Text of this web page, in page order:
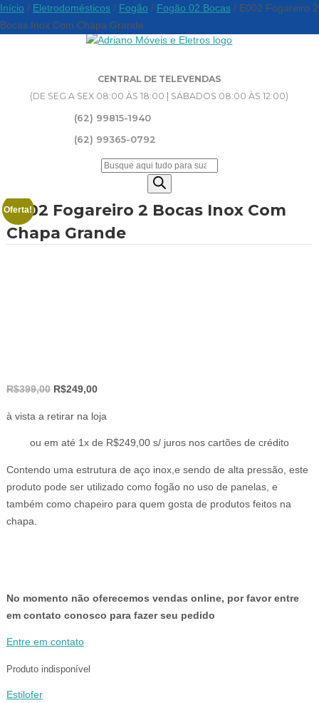
CENTRAL DE TELEVENDAS
(DE SEG A SEX 08:00 ÀS 18:00 | SÁBADOS 08:00 ÀS 12:00)
(62) 99815-1940
(62) 99365-0792
Pesquisar
Início / Eletrodomésticos / Fogão / Fogão 02 Bocas / E002 Fogareiro 2
Bocas Inox Com Chapa Grande
E002 Fogareiro 2 Bocas Inox Com
Chapa Grande
Oferta!
R$399,00 O
original
era:
R$249,00O
atual
é:
à vista a retirar na loja
ou em até 1x de R$249,00 s/ juros nos cartões de crédito
Contendo uma estrutura de aço inox,e sendo de alta pressão, este
produto pode ser utilizado como fogão no uso de panelas, e
também como chapeiro para quem gosta de produtos feitos na
chapa.
No momento não oferecemos vendas online, por favor entre
em contato conosco para fazer seu pedido
Entre em contato
Produto indisponível
Estilofer